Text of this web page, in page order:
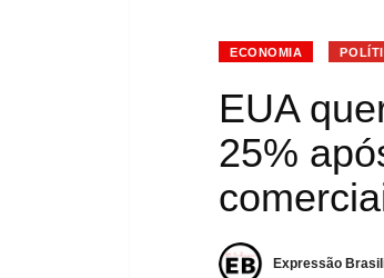
ECONOMIA
EUA
25%
Expressão